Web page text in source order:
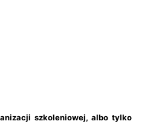
szkoleniowej, albo tylko